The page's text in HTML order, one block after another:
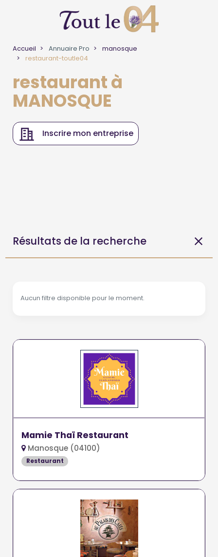
Accueil Annuaire Pro
manosque
restaurant-toutle04
restaurant à
MANOSQUE
Inscrire mon entreprise
Résultats de la recherche
Aucun filtre disponible pour le moment.
Mamie Thaï Restaurant
Manosque (04100)
Restaurant